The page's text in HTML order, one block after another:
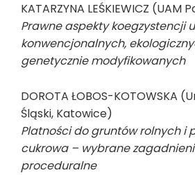
KATARZYNA LEŚKIEWICZ (UAM
Prawne aspekty koegzystencji
konwencjonalnych,
genetycznie modyfikowanych
DOROTA ŁOBOS-KOTOWSKA
Śląski, Katowice)
Platności do gruntów rolnych i
cukrowa – wybrane
proceduralne